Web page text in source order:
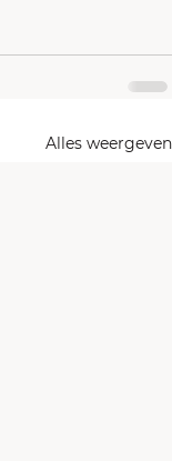
Alles weergeven